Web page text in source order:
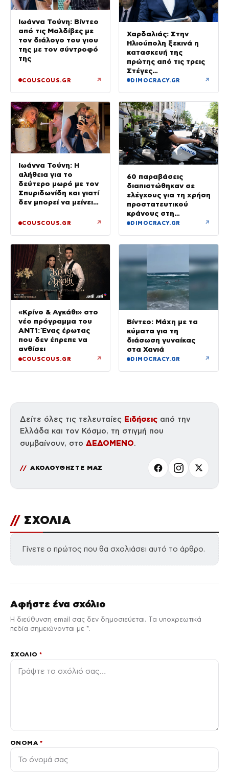
Ιωάννα Τούνη: Βίντεο
από τις Μαλδίβες με
τον διάλογο του γιου
της με τον σύντροφό
της
COUSCOUS.GR ↗
Χαρδαλιάς: Στην
Ηλιούπολη ξεκινά η
κατασκευή της
πρώτης από τις τρεις
Στέγες
Υποστηριζόμενης
DIMOCRACY.GR ↗
Ιωάννα Τούνη: Η
αλήθεια για το
δεύτερο μωρό με τον
Σπυριδωνίδη και γιατί
δεν μπορεί να μείνει
COUSCOUS.GR ↗
60 παραβάσεις
διαπιστώθηκαν σε
ελέγχους για τη χρήση
προστατευτικού
κράνους στη
Θεσσαλονίκη
DIMOCRACY.GR ↗
«Κρίνο & Αγκάθι» στο
νέο πρόγραμμα του
ΑΝΤ1: Ένας έρωτας
που δεν έπρεπε να
ανθίσει
COUSCOUS.GR ↗
Βίντεο: Μάχη με τα
κύματα για τη
διάσωση γυναίκας
στα Χανιά
DIMOCRACY.GR ↗
Δείτε όλες τις τελευταίες Ειδήσεις από την
Ελλάδα και τον Κόσμο, τη στιγμή που
συμβαίνουν, στο ΔΕΔΟΜΕΝΟ.
ΑΚΟΛΟΥΘΗΣΤΕ ΜΑΣ
// ΣΧΟΛΙΑ
Γίνετε ο πρώτος που θα σχολιάσει αυτό το άρθρο.
Αφήστε ένα σχόλιο
Η διεύθυνση email σας δεν δημοσιεύεται. Τα υποχρεωτικά
πεδία σημειώνονται με *.
ΣΧΌΛΙΟ*
ΌΝΟΜΑ *